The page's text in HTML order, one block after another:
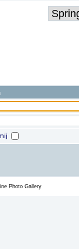
Photo Gallery